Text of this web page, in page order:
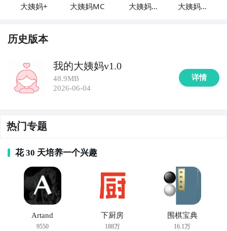
大姨妈+ 大姨妈MC
大姨妈
大姨妈神
历史版本
我的大姨妈v1.0
48.9MB
2026-06-04
详情
热门专题
花 30 天培养一个兴趣
Artand
9550
下厨房
188万
围棋宝典
16.1万